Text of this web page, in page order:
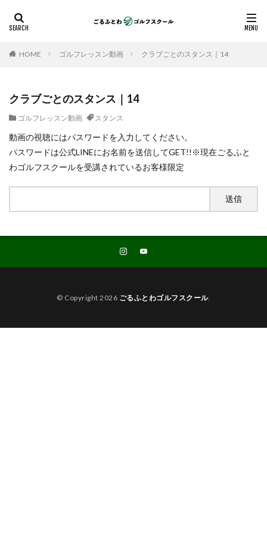
HOME ゴルフレッスン動画 クラブごとのスタンス｜14
クラブごとのスタンス｜14
ゴルフレッスン動画 スタンス
動画の視聴にはパスワードを入力してください。
パスワードは公式LINEにお名前を送信してGET!!※現在ごるふと
わゴルフスクールを受講されているお客様限定
© Copyright 2026 ごるふとわゴルフスクール.